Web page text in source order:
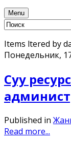
Menu
Items filtered by
Понедельник,
Суу
Published in
Read more...